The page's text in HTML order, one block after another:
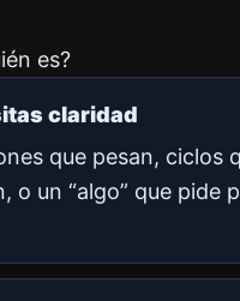
es?
claridad
que pesan, ciclos
o un “algo” que pide